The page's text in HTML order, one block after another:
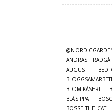
ANDRAS
AUGUSTI
BED
BLOM-KÅSERI
BLÅSIPPA
BOSSE_THE_CAT